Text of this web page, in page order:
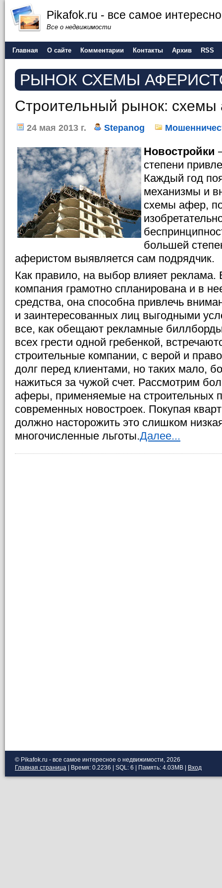
Pikafok.ru - все самое
Все о недвижимости
Главная О сайте Комментарии Контакты Архив RSS
РЫНОК СХЕМЫ
Строительный рынок: схемы
24 мая 2013 г. Stepanog
Новостройки
степени
Каждый год
механизмы и
схемы афер,
большей
аферистом выявляется сам подрядчик.
Как правило, на выбор влияет реклама.
компания грамотно спланирована и в
средства, она способна привлечь
и заинтересованных лиц выгодными
все, как обещают рекламные
всех грести одной гребенкой,
строительные компании, с верой и
долг перед клиентами, но таких мало,
нажиться за чужой счет. Рассмотрим
аферы, применяемые на строительных
современных новостроек. Покупая
должно насторожить это слишком
многочисленные льготы.Далее...
© Pikafok.ru - все самое интересное о недвижимости, 2026
Главная страница | Время: 0.2236 | SQL: 6 | Память: 4.03MB Вход